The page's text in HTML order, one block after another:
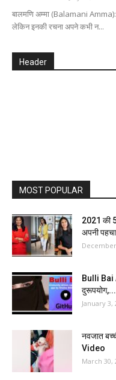
बालमणि अम्मा (Balamani Amma):
लेकिन इनकी रचना अपने कभी न...
Header
MOST POPULAR
2021 की
अपनी
December
Bulli Bai
दुरूपयोग,...
January 3,
नवजात
Video
March 30,